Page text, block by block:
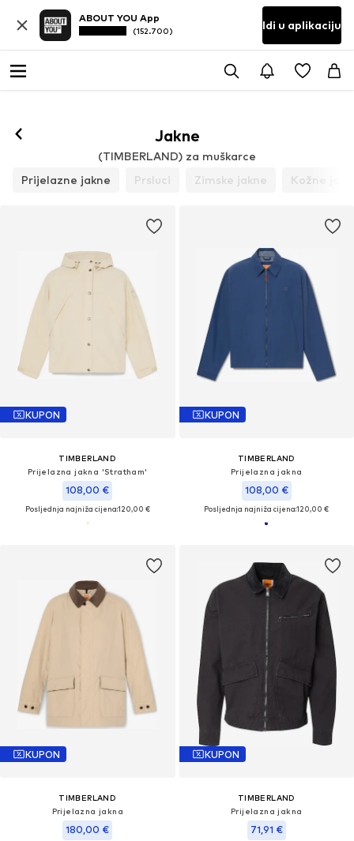
ABOUT YOU App
(152.700) Idi u aplikaciju
Jakne
(TIMBERLAND) za muškarce
Prijelazne jakne
Prsluci Zimske jakne Kožne
KUPON
TIMBERLAND
Prijelazna jakna 'Stratham'
108,00 €
Posljednja najniža cijena:120,00 €
KUPON
TIMBERLAND
Prijelazna jakna
108,00 €
Posljednja najniža cijena:120,00 €
KUPON
TIMBERLAND
Prijelazna jakna
180,00 €
KUPON
TIMBERLAND
Prijelazna jakna
71,91 €